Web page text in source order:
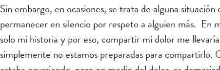
Sin embargo, en ocasiones, se trata de alguna
permanecer en silencio por respeto a alguien más. En
solo mi historia y por eso, compartir mi dolor me
simplemente no estamos preparadas para compartirlo.